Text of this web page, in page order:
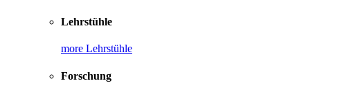
Lehrstühle
more Lehrstühle
Forschung